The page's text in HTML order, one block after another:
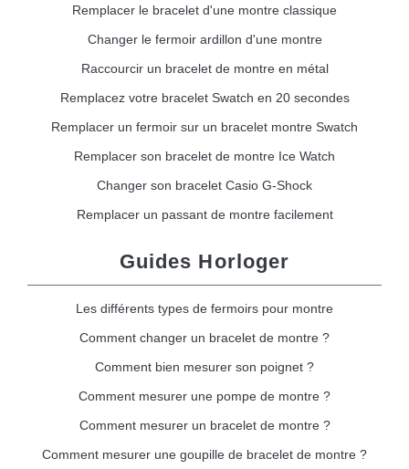
Remplacer le bracelet d'une montre classique
Changer le fermoir ardillon d'une montre
Raccourcir un bracelet de montre en métal
Remplacez votre bracelet Swatch en 20 secondes
Remplacer un fermoir sur un bracelet montre Swatch
Remplacer son bracelet de montre Ice Watch
Changer son bracelet Casio G-Shock
Remplacer un passant de montre facilement
Guides Horloger
Les différents types de fermoirs pour montre
Comment changer un bracelet de montre ?
Comment bien mesurer son poignet ?
Comment mesurer une pompe de montre ?
Comment mesurer un bracelet de montre ?
Comment mesurer une goupille de bracelet de montre ?